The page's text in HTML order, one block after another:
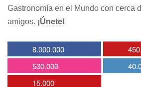
Gastronomía en el Mundo con cerca
amigos. ¡Únete!
8.000.000
530.000
15.000